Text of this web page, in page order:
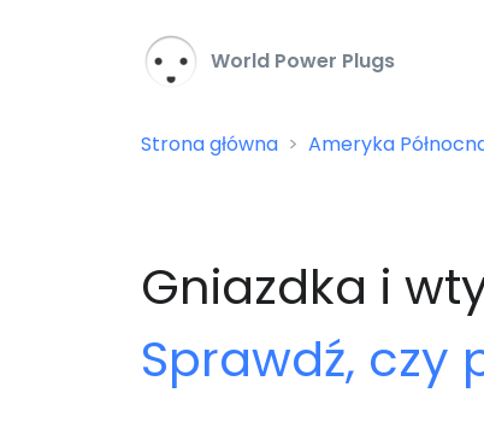
World Power Plugs
Strona główna Ameryka
Gniazdka i
Sprawdź, czy